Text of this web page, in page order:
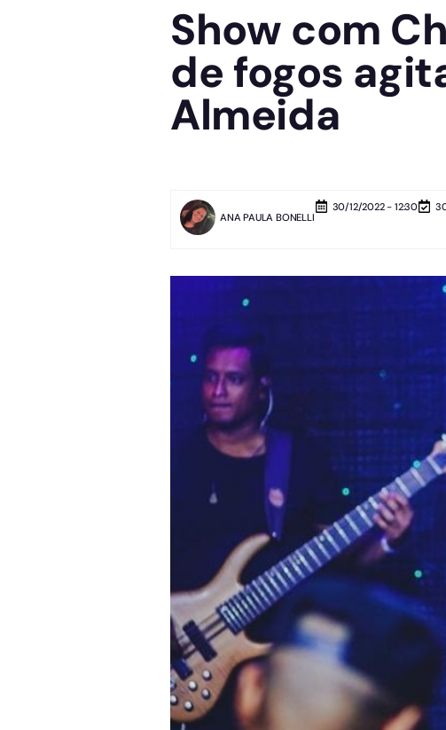
Show com
de fogos
Almeida
ANA PAULA BONELLI
30/12/2022 - 12:30